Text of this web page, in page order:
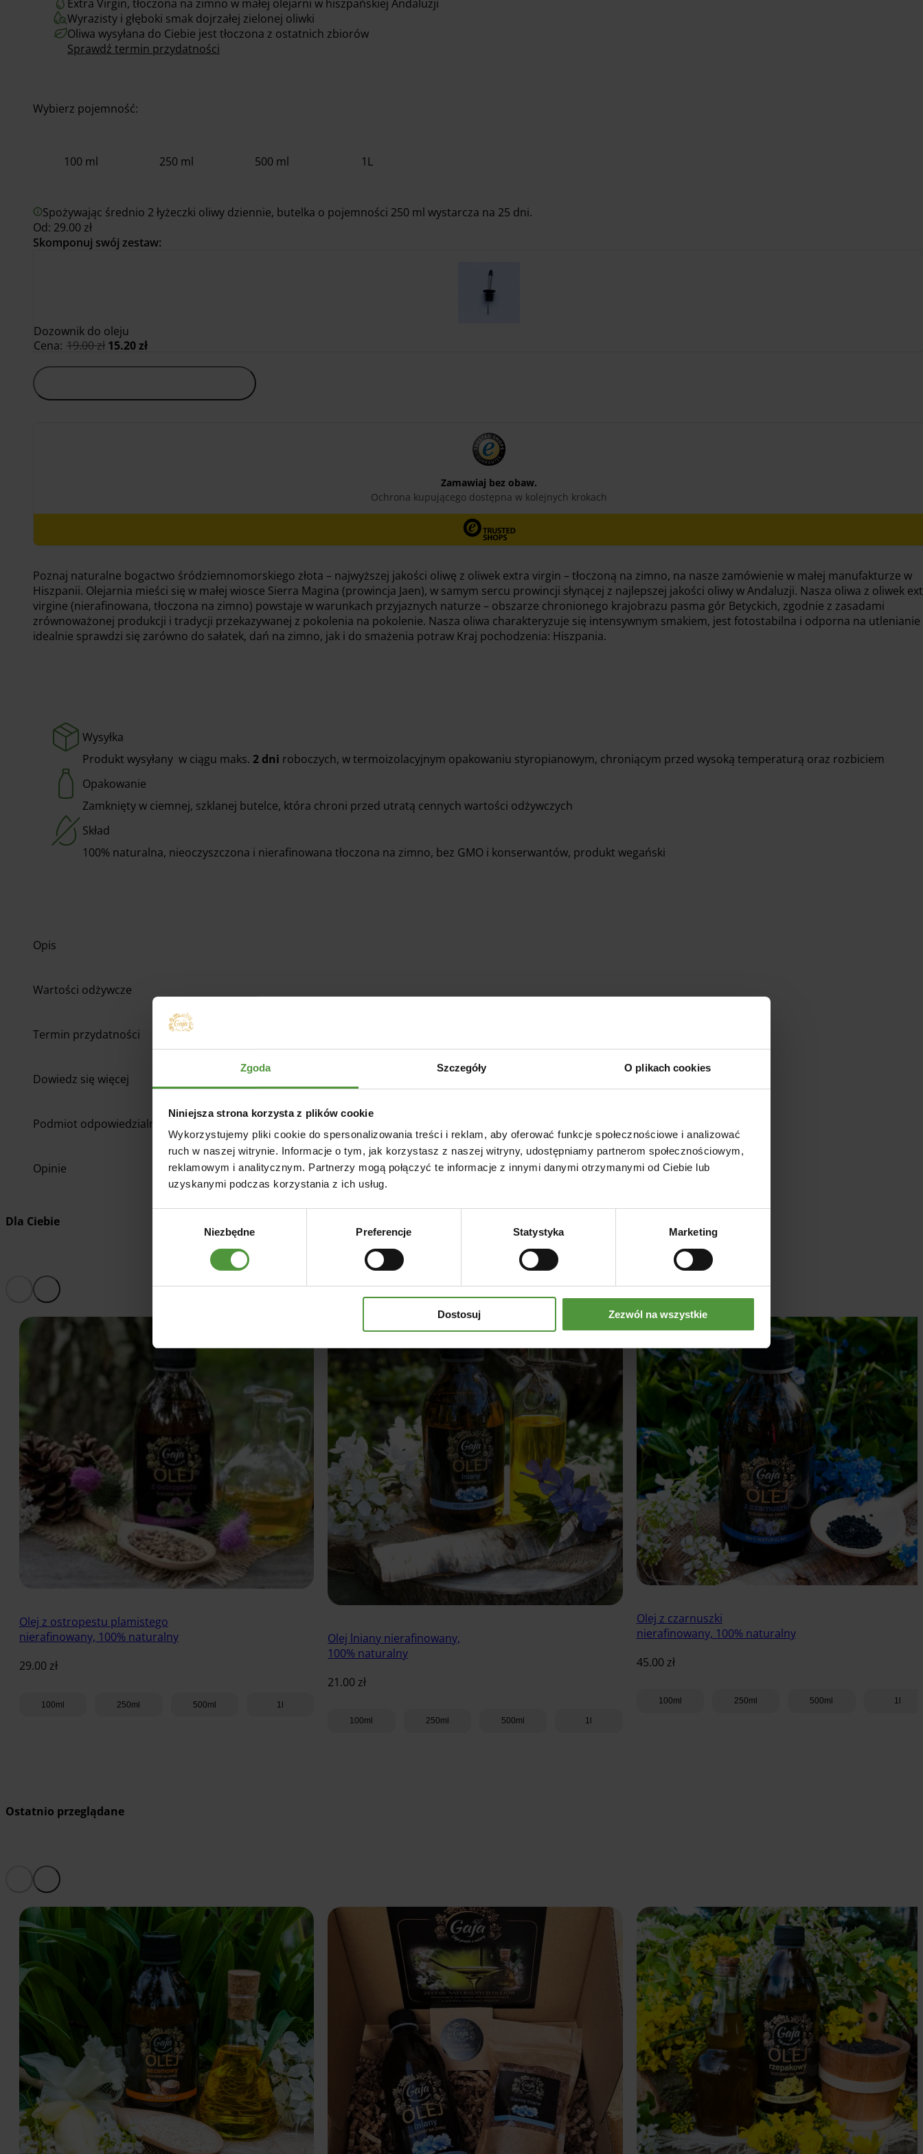
Zgoda Szczegóły O plikach cookies
Niniejsza strona korzysta z plików cookie
Wykorzystujemy pliki cookie do spersonalizowania treści i reklam, aby oferować funkcje społecznościowe i analizować
ruch w naszej witrynie. Informacje o tym, jak korzystasz z naszej witryny, udostępniamy partnerom społecznościowym,
reklamowym i analitycznym. Partnerzy mogą połączyć te informacje z innymi danymi otrzymanymi od Ciebie lub
uzyskanymi podczas korzystania z ich usług.
Niezbędne Preferencje Statystyka Marketing
Dostosuj Zezwól na wszystkie
Extra Virgin, tłoczona na zimno w małej olejarni w hiszpańskiej Andaluzji
Wyrazisty i głęboki smak dojrzałej zielonej oliwki
Oliwa wysyłana do Ciebie jest tłoczona z ostatnich zbiorów
Sprawdź termin przydatności
Wybierz pojemność:
100 ml 250 ml 500 ml 1L
Spożywając średnio 2 łyżeczki oliwy dziennie, butelka o pojemności 250 ml wystarcza na 25 dni.
Od: 29.00 zł
Skomponuj swój zestaw:
Dozownik do oleju
Cena: 19.00zł Pierwotna
wynosiła:
15.20złAktualna
wynosi:
Poznaj naturalne bogactwo śródziemnomorskiego złota – najwyższej jakości oliwę z oliwek extra virgin – tłoczoną na zimno, na nasze zamówienie w małej manufakturze w
Hiszpanii. Olejarnia mieści się w małej wiosce Sierra Magina (prowincja Jaen), w samym sercu prowincji słynącej z najlepszej jakości oliwy w Andaluzji. Nasza oliwa z oliwek
virgine (nierafinowana, tłoczona na zimno) powstaje w warunkach przyjaznych naturze – obszarze chronionego krajobrazu pasma gór Betyckich, zgodnie z zasadami
zrównoważonej produkcji i tradycji przekazywanej z pokolenia na pokolenie. Nasza oliwa charakteryzuje się intensywnym smakiem, jest fotostabilna i odporna na utlenianie
idealnie sprawdzi się zarówno do sałatek, dań na zimno, jak i do smażenia potraw Kraj pochodzenia: Hiszpania.
Wysyłka
Produkt wysyłany w ciągu maks. 2 dni roboczych, w termoizolacyjnym opakowaniu styropianowym, chroniącym przed wysoką temperaturą oraz rozbiciem
Opakowanie
Zamknięty w ciemnej, szklanej butelce, która chroni przed utratą cennych wartości odżywczych
Skład
100% naturalna, nieoczyszczona i nierafinowana tłoczona na zimno, bez GMO i konserwantów, produkt wegański
Opis
Wartości odżywcze
Termin przydatności
Dowiedz się więcej
Podmiot odpowiedzialny
Opinie
Dla Ciebie
Olej z ostropestu plamistego
nierafinowany, 100% naturalny
29.00 zł
100ml 250ml 500ml 1l
Olej lniany nierafinowany,
100% naturalny
21.00zł
100ml 250ml 500ml 1l
Olej z czarnuszki
nierafinowany, 100% naturalny
45.00 zł
100ml 250ml 500ml 1l
Ostatnio przeglądane